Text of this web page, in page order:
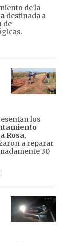
de la
destinada a
de
los
Rosa,
a reparar
30